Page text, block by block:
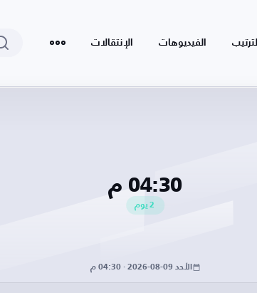
الترتيب الفيديوهات الإنتقالات
04:30 م
2 يوم
الأحد 09-08-2026 · 04:30 م